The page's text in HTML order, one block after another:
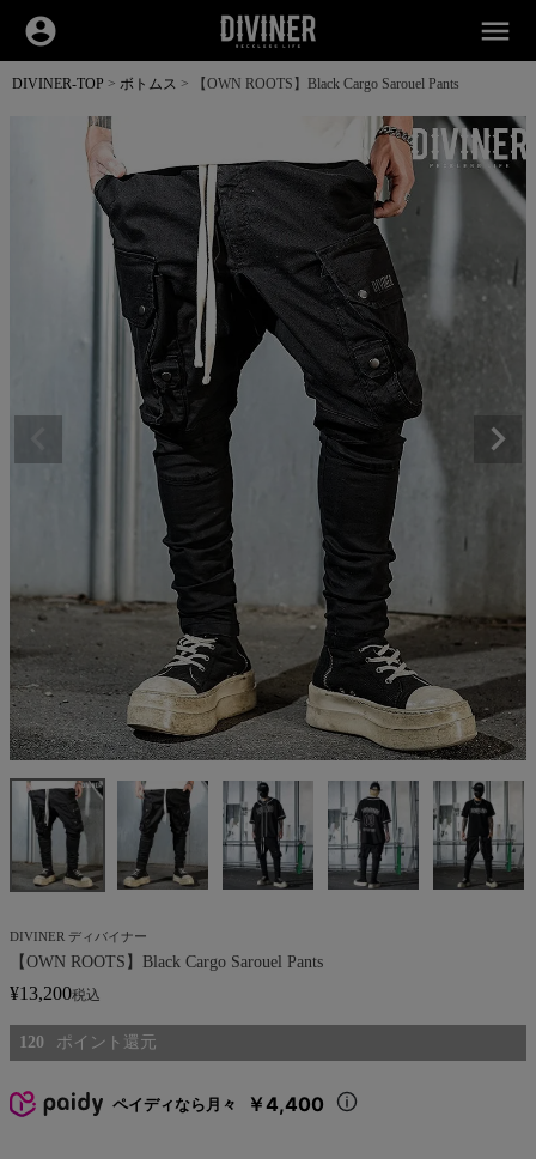
account_circle menu
DIVINER-TOP ボトムス 【OWN ROOTS】Black Cargo Sarouel Pants
DIVINER ディバイナー
【OWN ROOTS】Black Cargo Sarouel Pants
¥13,200税込
120
ペイディなら月々 ￥4,400